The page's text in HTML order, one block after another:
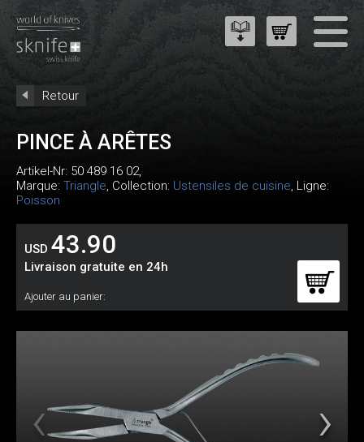
Retour
PINCE À ARÊTES
Artikel-Nr: 50 489 16 02,
Marque: Triangle, Collection: Ustensiles de cuisine, Ligne:
Poisson
USD 43.90
Livraison gratuite en 24h
Ajouter au panier: